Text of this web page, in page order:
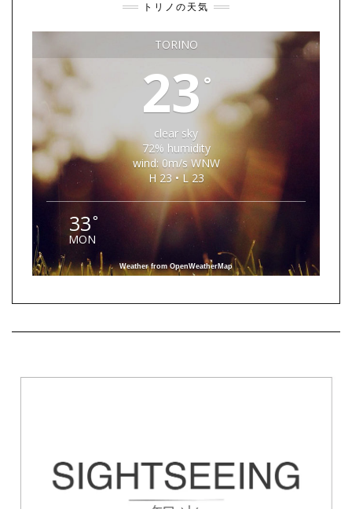
トリノの天気
TORINO
23 °
clear sky
72% humidity
wind: 0m/s WNW
H 23 • L 23
33°
MON
Weather from OpenWeatherMap